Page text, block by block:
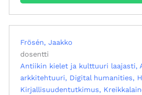
Frösén, Jaakko
dosentti
Antiikin kielet ja kulttuuri laajasti
arkkitehtuuri
Digital humanities
Kirjallisuudentutkimus